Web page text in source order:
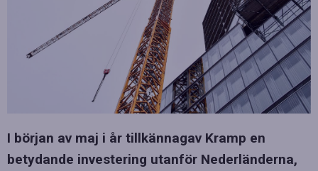
I början av maj i år tillkännagav Kramp en
betydande investering utanför Nederländerna,